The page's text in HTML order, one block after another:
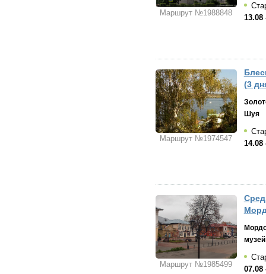
Маршрут №1988848
13.08
Маршрут №1974547
(3
Шуя
14.08
Маршрут №1985499
07.08